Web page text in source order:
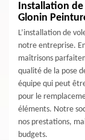
Installation de
Glonin
L’installation de
notre entreprise.
maîtrisons
qualité de la pose
équipe qui peut
pour le
éléments. Notre
nos prestations,
budgets.